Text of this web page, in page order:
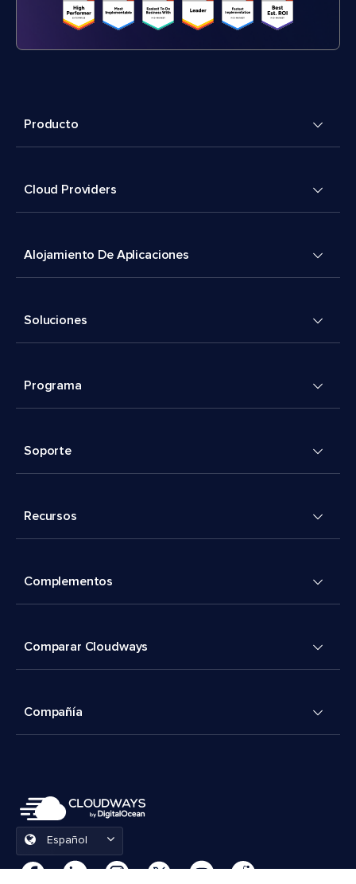
Producto
Cloud Providers
Alojamiento De Aplicaciones
Soluciones
Programa
Soporte
Recursos
Complementos
Comparar Cloudways
Compañía
Español